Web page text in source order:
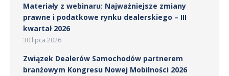
Materiały z webinaru: Najważniejsze zmiany
prawne i podatkowe rynku dealerskiego – III
kwartał 2026
30 lipca 2026
Związek Dealerów Samochodów partnerem
branżowym Kongresu Nowej Mobilności 2026